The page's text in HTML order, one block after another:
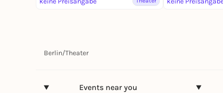
Berlin/Theater
Events near you